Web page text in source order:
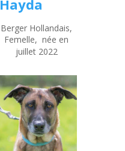
Hayda
Berger Hollandais,
Femelle, née en
juillet 2022